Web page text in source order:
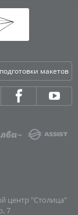
макетов
центр "Столица"
7